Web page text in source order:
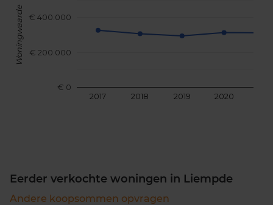
2017 2018 2019 2020
€ 0
€ 200.000
€ 400.000
Woningwaarde
Eerder verkochte woningen in Liempde
Andere koopsommen opvragen